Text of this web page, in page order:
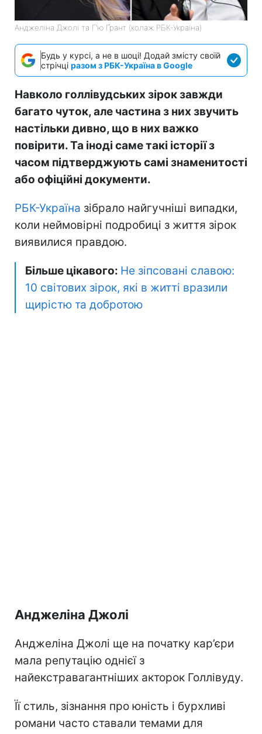
Анджеліна Джолі та Г'ю Ґрант (колаж РБК-Україна)
Будь у курсі, а не в шоці! Додай змісту своїй
стрічці разом з РБК-Україна в Google
Навколо голлівудських зірок завжди
багато чуток, але частина з них звучить
настільки дивно, що в них важко
повірити. Та іноді саме такі історії з
часом підтверджують самі знаменитості
або офіційні документи.
РБК-Україна зібрало найгучніші випадки,
коли неймовірні подробиці з життя зірок
виявилися правдою.
Більше цікавого: Не зіпсовані славою:
10 світових зірок, які в житті вразили
щирістю та добротою
Анджеліна Джолі
Анджеліна Джолі ще на початку кар’єри
мала репутацію однієї з
найекстравагантніших акторок Голлівуду.
Її стиль, зізнання про юність і бурхливі
романи часто ставали темами для